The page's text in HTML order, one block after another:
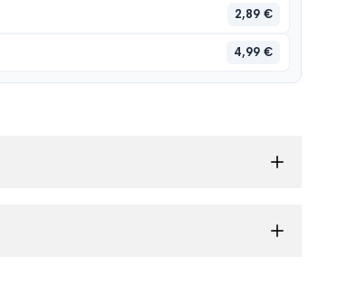
2,89 €
4,99 €